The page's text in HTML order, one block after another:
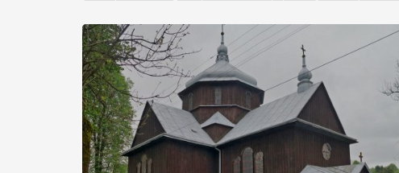
на фестиваль. Я на відразу зрозумів із чим було пов’язане
сучасними трендами, але в’їжджаючи […]